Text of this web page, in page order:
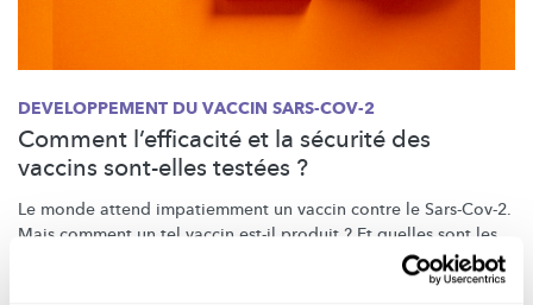
DEVELOPPEMENT DU VACCIN SARS-COV-2
Comment l’efficacité et la sécurité des
vaccins sont-elles testées ?
Le monde attend impatiemment un vaccin contre le Sars-Cov-2.
Mais comment un tel vaccin est-il produit ? Et quelles sont les
différentes phases permettant de vérifier la sécurité du vaccin ?